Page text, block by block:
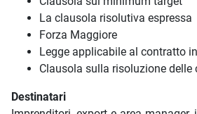
La clausola risolutiva espressa
Forza Maggiore
Legge applicabile al contratto
Clausola sulla risoluzione delle
Destinatari